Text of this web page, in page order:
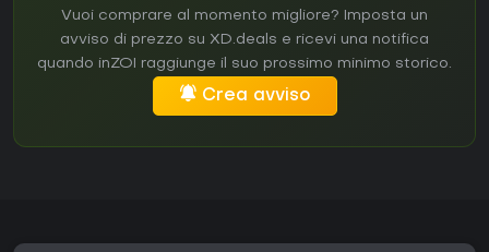
Vuoi comprare al momento migliore? Imposta un
avviso di prezzo su XD.deals e ricevi una notifica
quando inZOI raggiunge il suo prossimo minimo storico.
Crea avviso